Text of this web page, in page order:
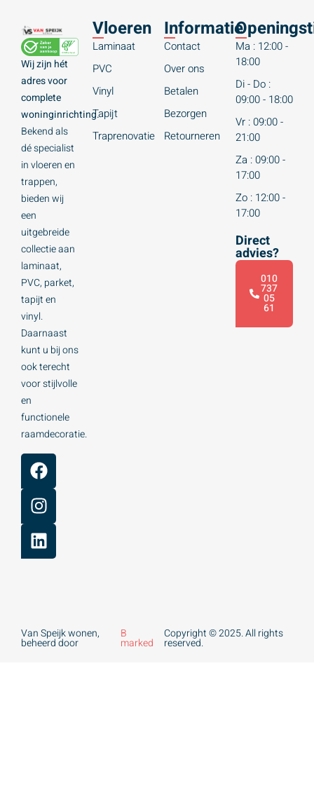
Wij zijn hét
adres voor
complete
woninginrichting.
Bekend als
dé specialist
in vloeren en
trappen,
bieden wij
een
uitgebreide
collectie aan
laminaat,
PVC, parket,
tapijt en
vinyl.
Daarnaast
kunt u bij ons
ook terecht
voor stijlvolle
en
functionele
raamdecoratie.
Vloeren
Laminaat
PVC
Vinyl
Tapijt
Traprenovatie
Informatie
Contact
Over ons
Betalen
Bezorgen
Retourneren
Ma : 12:00 -
18:00
Di - Do :
09:00 - 18:00
Vr : 09:00 -
21:00
Za : 09:00 -
17:00
Zo : 12:00 -
17:00
Direct
advies?
010
737
05
61
Van Speijk wonen,
beheerd door
B
marked
Copyright © 2025. All rights
reserved.